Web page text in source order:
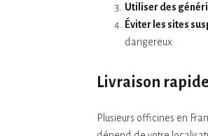
Utiliser des
Éviter les sites
dangereux.
Livraison
Plusieurs officines en